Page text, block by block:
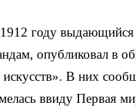
году выдающийся
опубликовал в
искусств». В них
ввиду Первая